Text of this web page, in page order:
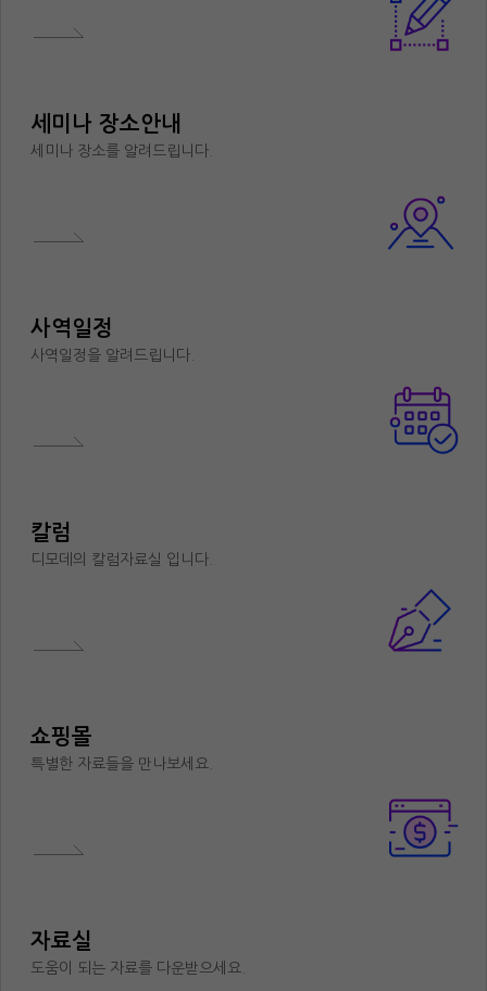
세미나 장소안내
세미나 장소를 알려드립니다.
사역일정
사역일정을 알려드립니다.
칼럼
디모데의 칼럼자료실 입니다.
쇼핑몰
특별한 자료들을 만나보세요.
자료실
도움이 되는 자료를 다운받으세요.